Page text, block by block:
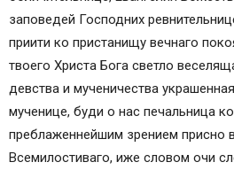
заповедей Господних
приити ко пристанищу вечнаго
твоего Христа Бога светло
девства и мученичества
мученице, буди о нас печальница
преблаженнейшим зрением присно
Всемилостиваго, иже словом очи